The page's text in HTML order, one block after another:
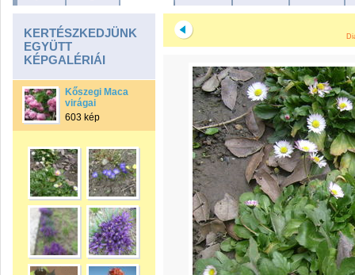
KERTÉSZKEDJÜNK
EGYÜTT
KÉPGALÉRIÁI
Kőszegi Maca
virágai
603 kép